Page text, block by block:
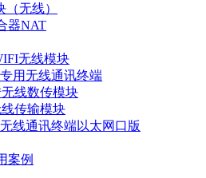
无线）
器NAT
无线模块
用无线通讯终端
线数传模块
传输模块
线通讯终端以太网口版
案例